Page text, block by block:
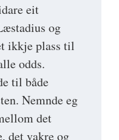
eit
og
ikkje plass til
odds.
til både
Nemnde eg
det
det vakre og